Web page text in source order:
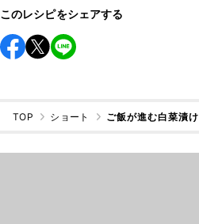
このレシピをシェアする
TOP ショート ご飯が進む白菜漬け